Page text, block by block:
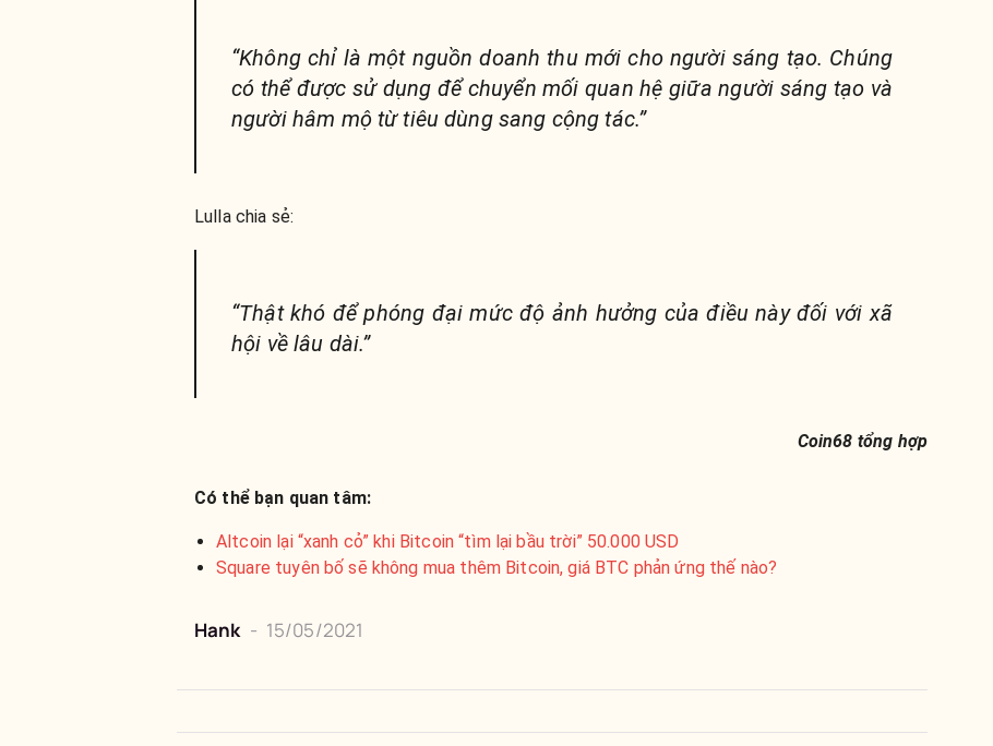
“Không chỉ là một nguồn doanh thu mới cho người sáng tạo. Chúng
có thể được sử dụng để chuyển mối quan hệ giữa người sáng tạo và
người hâm mộ từ tiêu dùng sang cộng tác.”
Lulla chia sẻ:
“Thật khó để phóng đại mức độ ảnh hưởng của điều này đối với xã
hội về lâu dài.”
Coin68 tổng hợp
Có thể bạn quan tâm:
Altcoin lại “xanh cỏ” khi Bitcoin “tìm lại bầu trời” 50.000 USD
Square tuyên bố sẽ không mua thêm Bitcoin, giá BTC phản ứng thế nào?
Hank - 15/05/2021